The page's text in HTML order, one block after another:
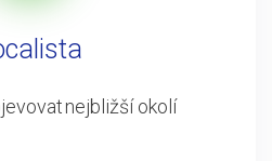
nejbližší okolí